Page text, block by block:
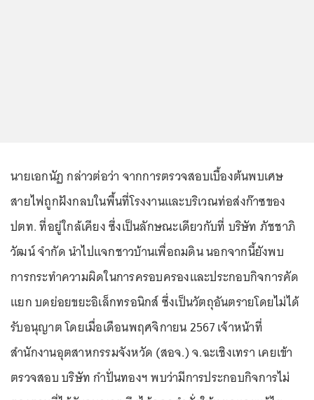
นายเอกนัฏ กล่าวต่อว่า จากการตรวจสอบเบื้องต้นพบเศษ
สายไฟถูกฝังกลบในพื้นที่โรงงานและบริเวณท่อส่งก๊าซของ
ปตท. ที่อยู่ใกล้เคียง ซึ่งเป็นลักษณะเดียวกับที่ บริษัท ภัชชาภิ
วัฒน์ จำกัด นำไปแจกชาวบ้านเพื่อถมดิน นอกจากนี้ยังพบ
การกระทำความผิดในการครอบครองและประกอบกิจการคัด
แยก บดย่อยขยะอิเล็กทรอนิกส์ ซึ่งเป็นวัตถุอันตรายโดยไม่ได้
รับอนุญาต โดยเมื่อเดือนพฤศจิกายน 2567 เจ้าหน้าที่
สำนักงานอุตสาหกรรมจังหวัด (สอจ.) จ.ฉะเชิงเทรา เคยเข้า
ตรวจสอบ บริษัท กำปั่นทองฯ พบว่ามีการประกอบกิจการไม่